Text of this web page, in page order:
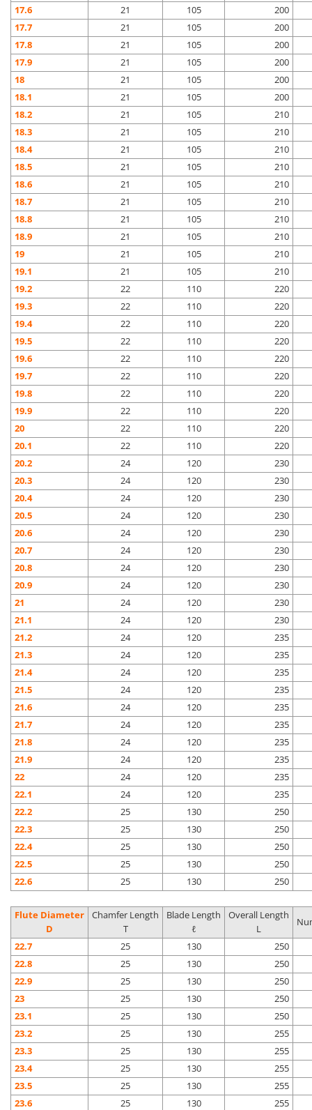
17.6 21 105
200
17.7
21 105
200
17.8
21 105
200
17.9
21 105
200
18
21 105
200
18.1
21 105
200
18.2
21 105
210
18.3
21 105
210
18.4
21 105
210
18.5
21 105
210
18.6
21 105
210
18.7
21 105
210
18.8
21 105
210
18.9
21 105
210
19
21 105
210
19.1
21 105
210
19.2
22 110
220
19.3
22 110
220
19.4
22 110
220
19.5
22 110
220
19.6
22 110
220
19.7
22 110
220
19.8
22 110
220
19.9
22 110
220
20
22 110
220
20.1
22 110
220
20.2
24 120
230
20.3
24 120
230
20.4
24 120
230
20.5
24 120
230
20.6
24 120
230
20.7
24 120
230
20.8
24 120
230
20.9
24 120
230
21
24 120
230
21.1
24 120
230
21.2
24 120
235
21.3
24 120
235
21.4
24 120
235
21.5
24 120
235
21.6
24 120
235
21.7
24 120
235
21.8
24 120
235
21.9
24 120
235
22
24 120
235
22.1
24 120
235
22.2
25 130
250
22.3
25 130
250
22.4
25 130
250
22.5
25 130
250
22.6
25 130 250
Flute Diameter
D
Chamfer Length
T
Blade Length
ℓ
Overall Length
L
22.7 25 130
250
22.8
25 130
250
22.9
25 130
250
23
25 130
250
23.1
25 130
250
23.2
25 130
255
23.3
25 130
255
23.4
25 130
255
23.5
25 130
255
23.6
25 130
255